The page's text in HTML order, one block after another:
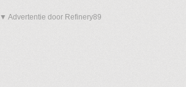
▼ Advertentie door Refinery89